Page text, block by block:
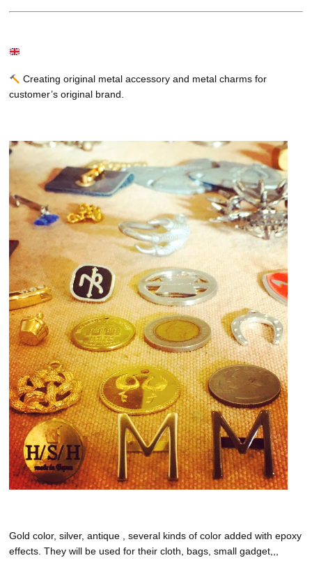
Creating original metal accessory and metal charms for
customer’s original brand.
Gold color, silver, antique , several kinds of color added with epoxy
effects. They will be used for their cloth, bags, small gadget,,,